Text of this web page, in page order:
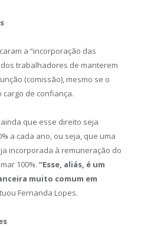
a “incorporação das
trabalhadores de manterem
(comissão), mesmo se o
de confiança.
que esse direito seja
a cada ano, ou seja, que uma
incorporada à remuneração do
100%. “Esse, aliás, é um
muito comum em
Fernanda Lopes.